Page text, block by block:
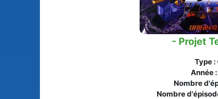
Mangas
(0)
Tous les mangas
- Projet
Type :
Année :
Nombre
Nombre